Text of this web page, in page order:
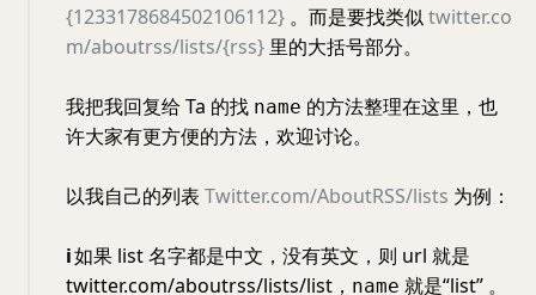
{1233178684502106112} 。而是要找类似twitter.co
m/aboutrss/lists/{rss} 里的大括号部分。
我把我回复给 Ta 的找 name 的方法整理在这里，也
许大家有更方便的方法，欢迎讨论。
以我自己的列表 Twitter.com/AboutRSS/lists 为例：
ℹ️如果 list 名字都是中文，没有英文，则 url 就是
twitter.com/aboutrss/lists/list， name 就是“list” 。